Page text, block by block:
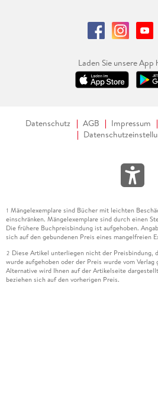
Laden Sie unsere App
Datenschutz AGB Impressum
1 Mängelexemplare sind Bücher mit leichten
einschränken. Mängelexemplare sind durch einen
Die frühere Buchpreisbindung ist aufgehoben.
sich auf den gebundenen Preis eines mangelfreien
2 Diese Artikel unterliegen nicht der Preisbindung,
wurde aufgehoben oder der Preis wurde vom
Alternative wird Ihnen auf der Artikelseite
beziehen sich auf den vorherigen Preis.